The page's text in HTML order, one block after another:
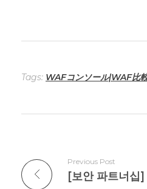
Tags: WAFコンソール|WAF比
Previous Post